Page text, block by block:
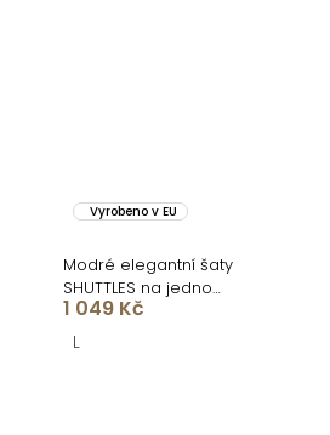
Vyrobeno v EU
Modré elegantní šaty
SHUTTLES na jedno
rameno
1 049 Kč
L